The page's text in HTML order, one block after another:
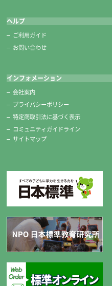
ヘルプ
ご利用ガイド
お問い合わせ
インフォメーション
会社案内
プライバシーポリシー
特定商取引法に基づく表示
コミュニティガイドライン
サイトマップ